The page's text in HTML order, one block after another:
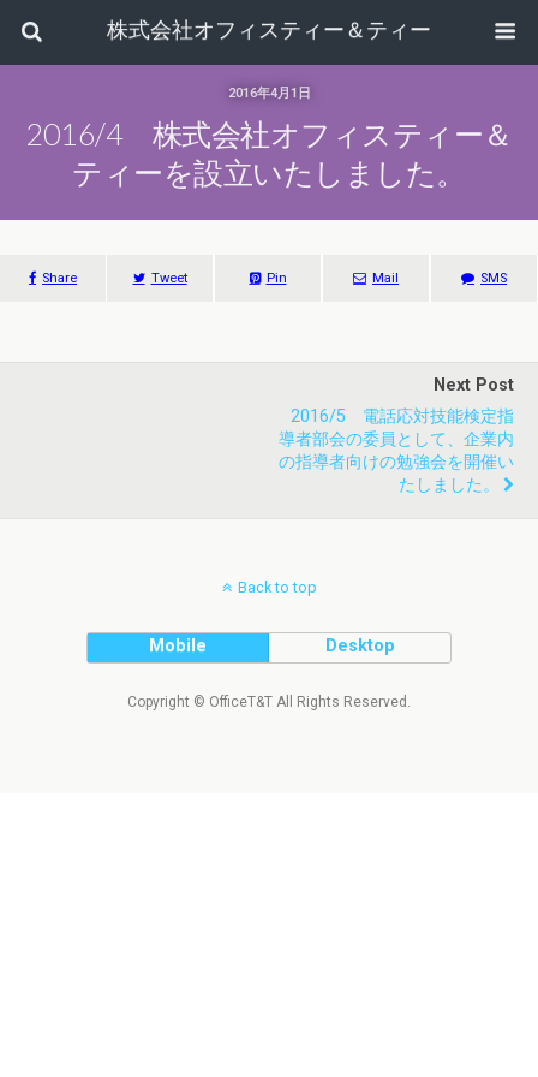
株式会社オフィスティー＆ティー
2016年4月1日
2016/4 株式会社オフィスティー＆
ティーを設立いたしました。
Share Tweet Pin Mail SMS
Next Post
2016/5 電話応対技能検定指
導者部会の委員として、企業内
の指導者向けの勉強会を開催い
たしました。
Back to top
Mobile Desktop
Copyright © OfficeT&T All Rights Reserved.